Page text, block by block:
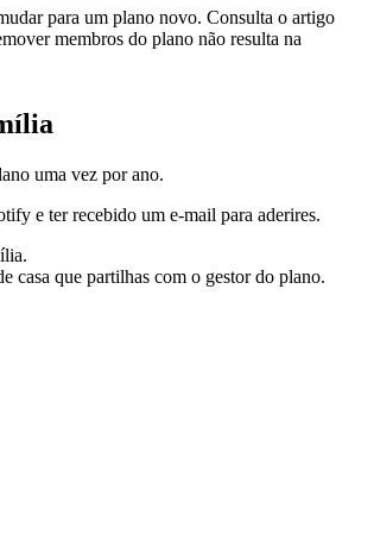
para um plano novo. Consulta o artigo
membros do plano não resulta na
uma vez por ano.
e ter recebido um e-mail para aderires.
casa que partilhas com o gestor do plano.